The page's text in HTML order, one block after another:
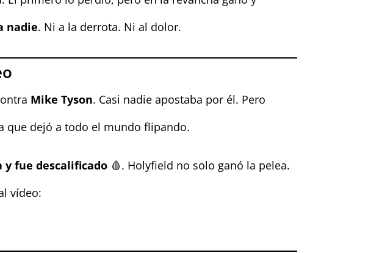
nadie. Ni a la derrota. Ni al dolor.
Mike Tyson. Casi nadie apostaba por él. Pero
que dejó a todo el mundo flipando.
y fue descalificado 🩸. Holyfield no solo ganó la pelea.
vídeo: